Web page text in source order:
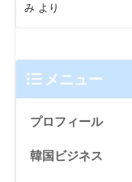
みより
メニュー
プロフィール
韓国ビジネス